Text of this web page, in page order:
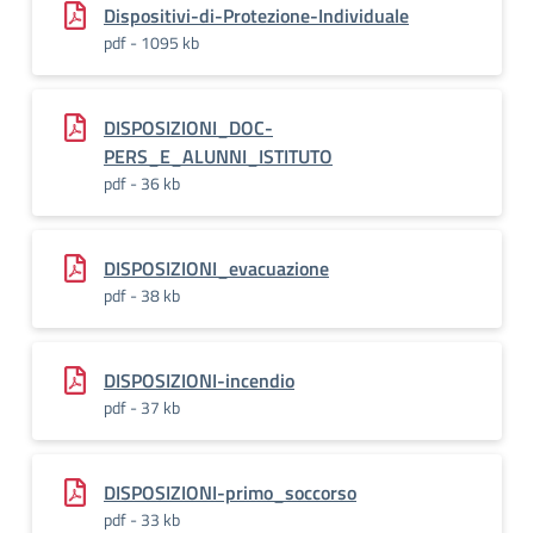
Dispositivi-di-Protezione-Individuale
pdf - 1095 kb
DISPOSIZIONI_DOC-
PERS_E_ALUNNI_ISTITUTO
pdf - 36 kb
DISPOSIZIONI_evacuazione
pdf - 38 kb
DISPOSIZIONI-incendio
pdf - 37 kb
DISPOSIZIONI-primo_soccorso
pdf - 33 kb